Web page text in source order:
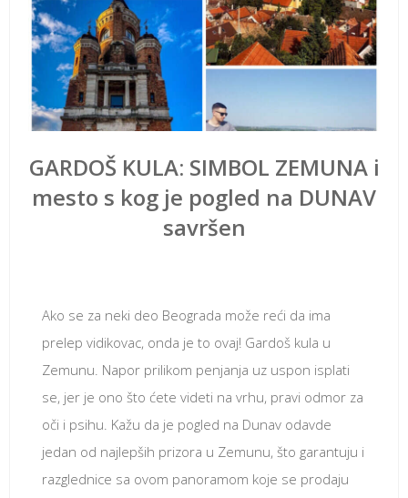
GARDOŠ KULA: SIMBOL ZEMUNA i
mesto s kog je pogled na DUNAV
savršen
Ako se za neki deo Beograda može reći da ima
prelep vidikovac, onda je to ovaj! Gardoš kula u
Zemunu. Napor prilikom penjanja uz uspon isplati
se, jer je ono što ćete videti na vrhu, pravi odmor za
oči i psihu. Kažu da je pogled na Dunav odavde
jedan od najlepših prizora u Zemunu, što garantuju i
razglednice sa ovom panoramom koje se prodaju